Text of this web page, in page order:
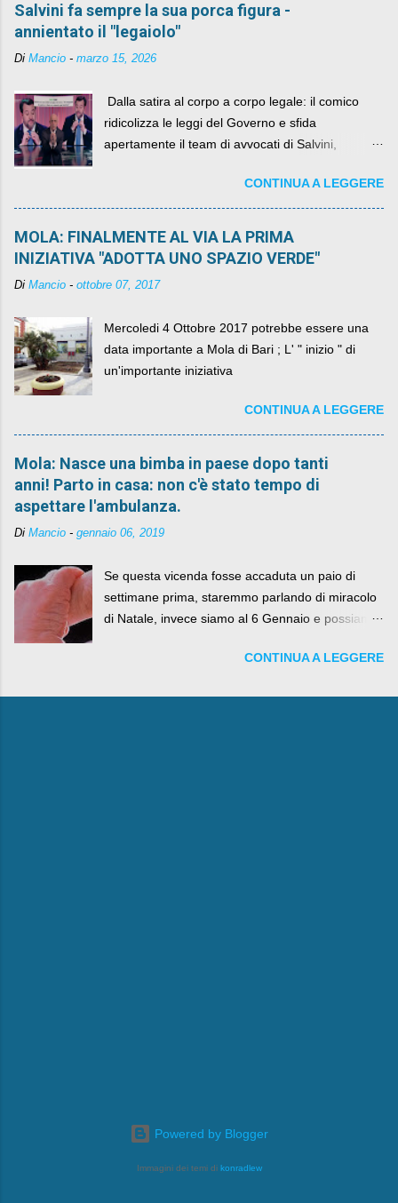
Salvini fa sempre la sua porca figura -
annientato il "legaiolo"
Di Mancio - marzo 15, 2026
​ Dalla satira al corpo a corpo legale: il comico
ridicolizza le leggi del Governo e sfida
apertamente il team di avvocati di Salvini,
CONTINUA A LEGGERE
MOLA: FINALMENTE AL VIA LA PRIMA
INIZIATIVA "ADOTTA UNO SPAZIO VERDE"
Di Mancio - ottobre 07, 2017
Mercoledi 4 Ottobre 2017 potrebbe essere una
data importante a Mola di Bari ; L' " inizio " di
un'importante iniziativa
CONTINUA A LEGGERE
Mola: Nasce una bimba in paese dopo tanti
anni! Parto in casa: non c'è stato tempo di
aspettare l'ambulanza.
Di Mancio - gennaio 06, 2019
Se questa vicenda fosse accaduta un paio di
settimane prima, staremmo parlando di miracolo
di Natale, invece siamo al 6 Gennaio e possiamo
e la Befana, visto il lieto epilogo della vicenda.
CONTINUA A LEGGERE
Powered by Blogger
Immagini dei temi di konradlew